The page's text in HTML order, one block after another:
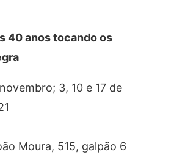
40 anos tocando os
3, 10 e 17 de
Moura, 515, galpão 6